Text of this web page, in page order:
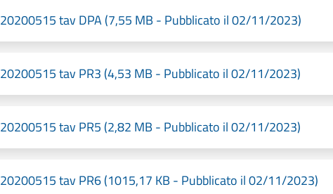
20200515 tav DPA (7,55 MB - Pubblicato il 02/11/2023)
20200515 tav PR3 (4,53 MB - Pubblicato il 02/11/2023)
20200515 tav PR5 (2,82 MB - Pubblicato il 02/11/2023)
20200515 tav PR6 (1015,17 KB - Pubblicato il 02/11/2023)